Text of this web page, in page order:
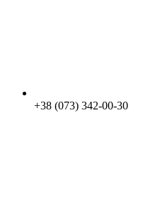
+38 (073) 342-00-30